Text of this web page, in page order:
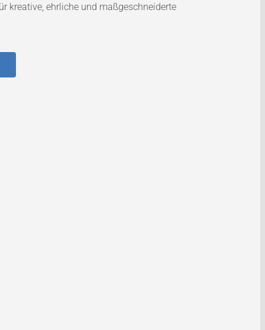
kreative, ehrliche und maßgeschneiderte